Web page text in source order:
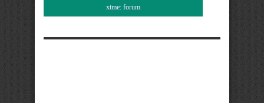
xtme: forum